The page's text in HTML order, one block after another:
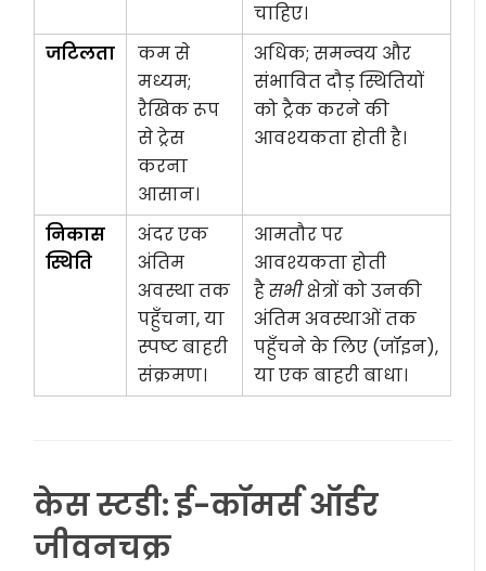
चाहिए।
जटिलता
कम से
मध्यम;
रैखिक रूप
से ट्रेस
करना
आसान।
अधिक; समन्वय और
संभावित दौड़ स्थितियों
को ट्रैक करने की
आवश्यकता होती है।
निकास
स्थिति
अंदर एक
अंतिम
अवस्था तक
पहुँचना, या
स्पष्ट बाहरी
संक्रमण।
आमतौर पर
आवश्यकता होती
हैसभीक्षेत्रों को उनकी
अंतिम अवस्थाओं तक
पहुँचने के लिए (जॉइन),
या एक बाहरी बाधा।
केस स्टडी: ई-कॉमर्स ऑर्डर
जीवनचक्र